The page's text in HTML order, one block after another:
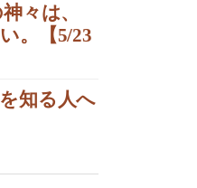
々は、
。【5/23
知る人へ